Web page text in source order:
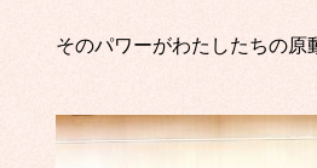
そのパワーがわたしたちの原